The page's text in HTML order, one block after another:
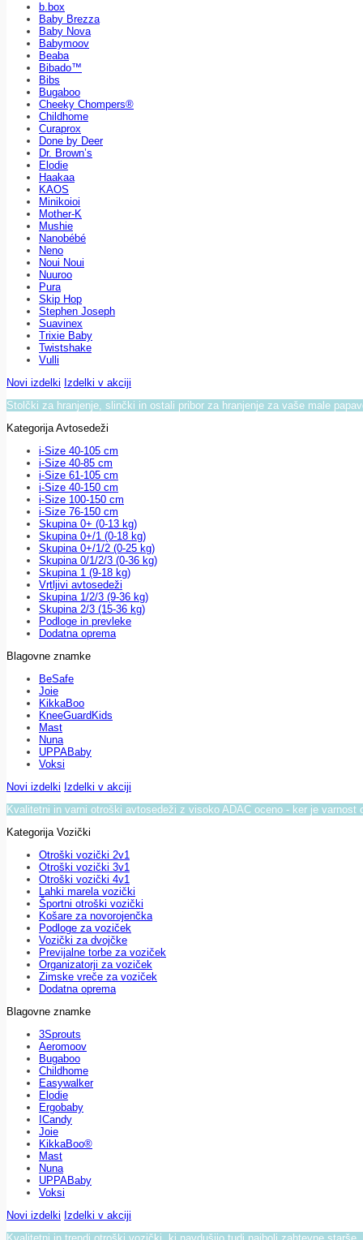
b.box
Baby Brezza
Baby Nova
Babymoov
Beaba
Bibado™
Bibs
Bugaboo
Cheeky Chompers®
Childhome
Curaprox
Done by Deer
Dr. Brown’s
Elodie
Haakaa
KAOS
Minikoioi
Mother-K
Mushie
Nanobébé
Neno
Noui Noui
Nuuroo
Pura
Skip Hop
Stephen Joseph
Suavinex
Trixie Baby
Twistshake
Vulli
Novi izdelki Izdelki v akciji
Stolčki za hranjenje, slinčki in ostali pribor za hranjenje za vaše male
Kategorija Avtosedeži
i-Size 40-105 cm
i-Size 40-85 cm
i-Size 61-105 cm
i-Size 40-150 cm
i-Size 100-150 cm
i-Size 76-150 cm
Skupina 0+ (0-13 kg)
Skupina 0+/1 (0-18 kg)
Skupina 0+/1/2 (0-25 kg)
Skupina 0/1/2/3 (0-36 kg)
Skupina 1 (9-18 kg)
Vrtljivi avtosedeži
Skupina 1/2/3 (9-36 kg)
Skupina 2/3 (15-36 kg)
Podloge in prevleke
Dodatna oprema
Blagovne znamke
BeSafe
Joie
KikkaBoo
KneeGuardKids
Mast
Nuna
UPPABaby
Voksi
Novi izdelki Izdelki v akciji
Kvalitetni in varni otroški avtosedeži z visoko ADAC oceno - ker je varnost
Kategorija Vozički
Otroški vozički 2v1
Otroški vozički 3v1
Otroški vozički 4v1
Lahki marela vozički
Športni otroški vozički
Košare za novorojenčka
Podloge za voziček
Vozički za dvojčke
Previjalne torbe za voziček
Organizatorji za voziček
Zimske vreče za voziček
Dodatna oprema
Blagovne znamke
3Sprouts
Aeromoov
Bugaboo
Childhome
Easywalker
Elodie
Ergobaby
ICandy
Joie
KikkaBoo®
Mast
Nuna
UPPABaby
Voksi
Novi izdelki Izdelki v akciji